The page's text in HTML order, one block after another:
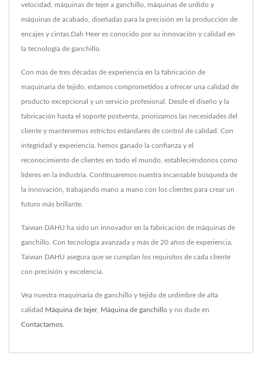
velocidad, máquinas de tejer a ganchillo, máquinas de urdido y
máquinas de acabado, diseñadas para la precisión en la producción de
encajes y cintas.Dah Heer es conocido por su innovación y calidad en
la tecnología de ganchillo.
Con más de tres décadas de experiencia en la fabricación de
maquinaria de tejido, estamos comprometidos a ofrecer una calidad de
producto excepcional y un servicio profesional. Desde el diseño y la
fabricación hasta el soporte postventa, priorizamos las necesidades del
cliente y mantenemos estrictos estándares de control de calidad. Con
integridad y experiencia, hemos ganado la confianza y el
reconocimiento de clientes en todo el mundo, estableciéndonos como
líderes en la industria. Continuaremos nuestra incansable búsqueda de
la innovación, trabajando mano a mano con los clientes para crear un
futuro más brillante.
Taiwan DAHU ha sido un innovador en la fabricación de máquinas de
ganchillo. Con tecnología avanzada y más de 20 años de experiencia,
Taiwan DAHU asegura que se cumplan los requisitos de cada cliente
con precisión y excelencia.
Vea nuestra maquinaria de ganchillo y tejido de urdimbre de alta
calidad Máquina de tejer, Máquina de ganchillo y no dude en
Contactarnos